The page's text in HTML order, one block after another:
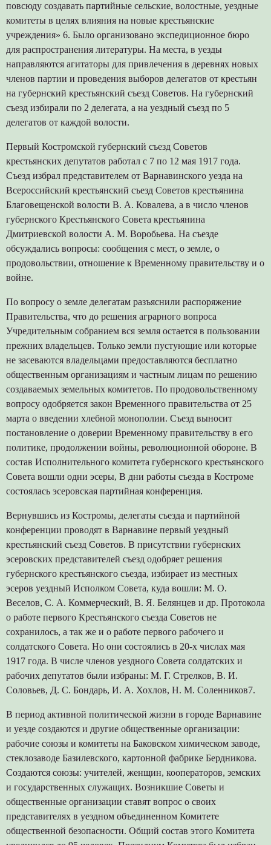
повсюду создавать партийные сельские, волостные, уездные
комитеты в целях влияния на новые крестьянские
учреждения» 6. Было организовано экспедиционное бюро
для распространения литературы. На места, в уезды
направляются агитаторы для привлечения в деревнях новых
членов партии и проведения выборов делегатов от крестьян
на губернский крестьянский съезд Советов. На губернский
съезд избирали по 2 делегата, а на уездный съезд по 5
делегатов от каждой волости.
Первый Костромской губернский съезд Советов
крестьянских депутатов работал с 7 по 12 мая 1917 года.
Съезд избрал представителем от Варнавинского уезда на
Всероссийский крестьянский съезд Советов крестьянина
Благовещенской волости В. А. Ковалева, а в число членов
губернского Крестьянского Совета крестьянина
Дмитриевской волости А. М. Воробьева. На съезде
обсуждались вопросы: сообщения с мест, о земле, о
продовольствии, отношение к Временному правительству и о
войне.
По вопросу о земле делегатам разъяснили распоряжение
Правительства, что до решения аграрного вопроса
Учредительным собранием вся земля остается в пользовании
прежних владельцев. Только земли пустующие или которые
не засеваются владельцами предоставляются бесплатно
общественным организациям и частным лицам по решению
создаваемых земельных комитетов. По продовольственному
вопросу одобряется закон Временного правительства от 25
марта о введении хлебной монополии. Съезд выносит
постановление о доверии Временному правительству в его
политике, продолжении войны, революционной обороне. В
состав Исполнительного комитета губернского крестьянского
Совета вошли одни эсеры, В дни работы съезда в Костроме
состоялась эсеровская партийная конференция.
Вернувшись из Костромы, делегаты съезда и партийной
конференции проводят в Варнавине первый уездный
крестьянский съезд Советов. В присутствии губернских
эсеровских представителей съезд одобряет решения
губернского крестьянского съезда, избирает из местных
эсеров уездный Исполком Совета, куда вошли: М. О.
Веселов, С. А. Коммерческий, В. Я. Белянцев и др. Протокола
о работе первого Крестьянского съезда Советов не
сохранилось, а так же и о работе первого рабочего и
солдатского Совета. Но они состоялись в 20-х числах мая
1917 года. В числе членов уездного Совета солдатских и
рабочих депутатов были избраны: М. Г. Стрелков, В. И.
Соловьев, Д. С. Бондарь, И. А. Хохлов, Н. М. Соленников7.
В период активной политической жизни в городе Варнавине
и уезде создаются и другие общественные организации:
рабочие союзы и комитеты на Баковском химическом заводе,
стеклозаводе Базилевского, картонной фабрике Бердникова.
Создаются союзы: учителей, женщин, кооператоров, земских
и государственных служащих. Возникшие Советы и
общественные организации ставят вопрос о своих
представителях в уездном объединенном Комитете
общественной безопасности. Общий состав этого Комитета